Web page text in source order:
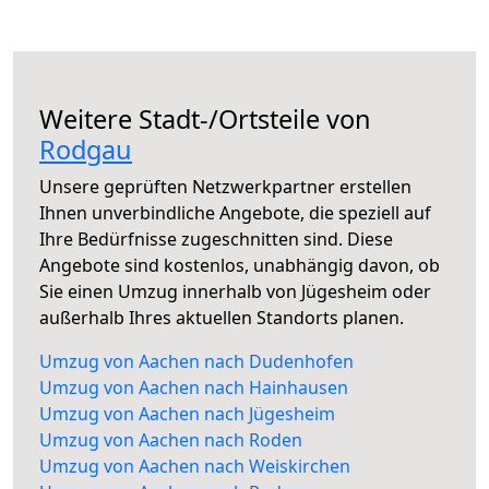
Weitere Stadt-/Ortsteile von
Rodgau
Unsere geprüften Netzwerkpartner erstellen
Ihnen unverbindliche Angebote, die speziell auf
Ihre Bedürfnisse zugeschnitten sind. Diese
Angebote sind kostenlos, unabhängig davon, ob
Sie einen Umzug innerhalb von Jügesheim oder
außerhalb Ihres aktuellen Standorts planen.
Umzug von Aachen nach Dudenhofen
Umzug von Aachen nach Hainhausen
Umzug von Aachen nach Jügesheim
Umzug von Aachen nach Roden
Umzug von Aachen nach Weiskirchen